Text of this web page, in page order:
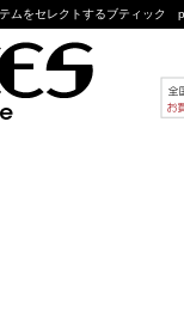
テムをセレクトするブティッ